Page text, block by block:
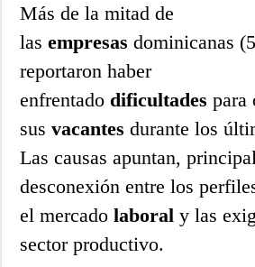
Más de la mitad de
lasempresas dominicanas
reportaron haber
enfrentado dificultades para
susvacantes durante los
Las causas apuntan,
desconexión entre los
el mercadolaboral y las
sector productivo.